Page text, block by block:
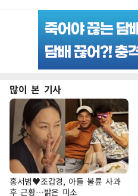
많이 본 기사
홍서범♥조갑경, 아들 불륜 사과
후 근황…밝은 미소